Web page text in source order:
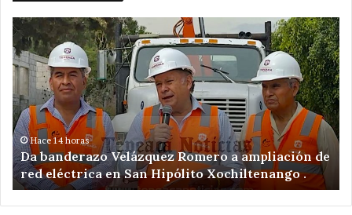
Da
banderazo
Velázquez
Romero
ampliación
de
red
eléctrica
en
San
Hipólito
Hace 14 horas
Da banderazo Velázquez Romero a ampliación de
red eléctrica en San Hipólito Xochiltenango .
a
en